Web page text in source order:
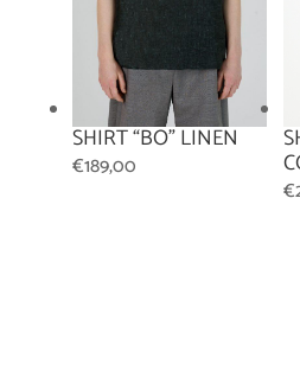
SHIRT “BO” LINEN
€189,00
€